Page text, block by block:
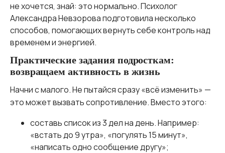
не хочется, знай: это нормально. Психолог
Александра Невзорова подготовила несколько
способов, помогающих вернуть себе контроль над
временем и энергией.
Практические задания подросткам:
возвращаем активность в жизнь
Начни с малого. Не пытайся сразу «всё изменить» —
это может вызвать сопротивление. Вместо этого:
составь список из 3 дел на день. Например:
«встать до 9 утра», «погулять 15 минут»,
«написать одно сообщение другу»;